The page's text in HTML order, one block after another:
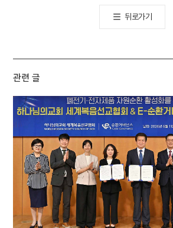
뒤로가기
관련 글